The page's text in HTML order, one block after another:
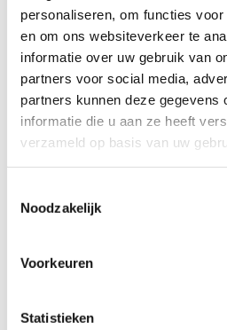
personaliseren, om functies
en om ons websiteverkeer te
informatie over uw gebruik van
partners voor social media,
partners kunnen deze gegevens
informatie die u aan ze heeft
verzameld op basis van uw
Noodzakelijk
Voorkeuren
Statistieken
woningen te beschermen tegen
Tot de explosie volgde: dat waren
1990, nadat de politie een
doodgeschoten. Het was de
De gemeente heeft toen
weg, de boog ‘Welkom in
negatief in het nieuws.
meer is voor ongeschoolde
kleine criminaliteit, dealen,